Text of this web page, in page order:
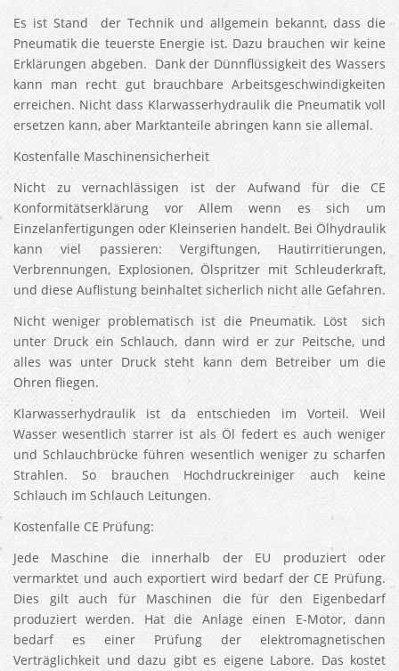
Es ist Stand der Technik und allgemein bekannt, dass die
Pneumatik die teuerste Energie ist. Dazu brauchen wir keine
Erklärungen abgeben. Dank der Dünnflüssigkeit des Wassers
kann man recht gut brauchbare Arbeitsgeschwindigkeiten
erreichen. Nicht dass Klarwasserhydraulik die Pneumatik voll
ersetzen kann, aber Marktanteile abringen kann sie allemal.
Kostenfalle Maschinensicherheit
Nicht zu vernachlässigen ist der Aufwand für die CE
Konformitätserklärung vor Allem wenn es sich um
Einzelanfertigungen oder Kleinserien handelt. Bei Ölhydraulik
kann viel passieren: Vergiftungen, Hautirritierungen,
Verbrennungen, Explosionen, Ölspritzer mit Schleuderkraft,
und diese Auflistung beinhaltet sicherlich nicht alle Gefahren.
Nicht weniger problematisch ist die Pneumatik. Löst sich
unter Druck ein Schlauch, dann wird er zur Peitsche, und
alles was unter Druck steht kann dem Betreiber um die
Ohren fliegen.
Klarwasserhydraulik ist da entschieden im Vorteil. Weil
Wasser wesentlich starrer ist als Öl federt es auch weniger
und Schlauchbrücke führen wesentlich weniger zu scharfen
Strahlen. So brauchen Hochdruckreiniger auch keine
Schlauch im Schlauch Leitungen.
Kostenfalle CE Prüfung:
Jede Maschine die innerhalb der EU produziert oder
vermarktet und auch exportiert wird bedarf der CE Prüfung.
Dies gilt auch für Maschinen die für den Eigenbedarf
produziert werden. Hat die Anlage einen E-Motor, dann
bedarf es einer Prüfung der elektromagnetischen
Verträglichkeit und dazu gibt es eigene Labore. Das kostet